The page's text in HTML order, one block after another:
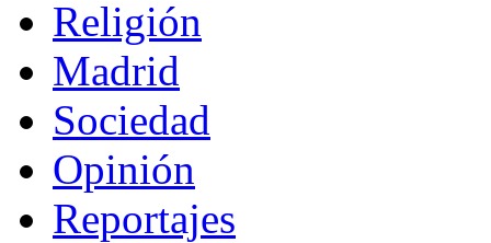
Religión
Madrid
Sociedad
Opinión
Reportajes